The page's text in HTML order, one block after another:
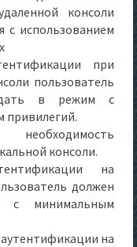
консоли
с использованием
при
пользователь
в режим с
привилегий.
консоли.
на
должен
с минимальным
на